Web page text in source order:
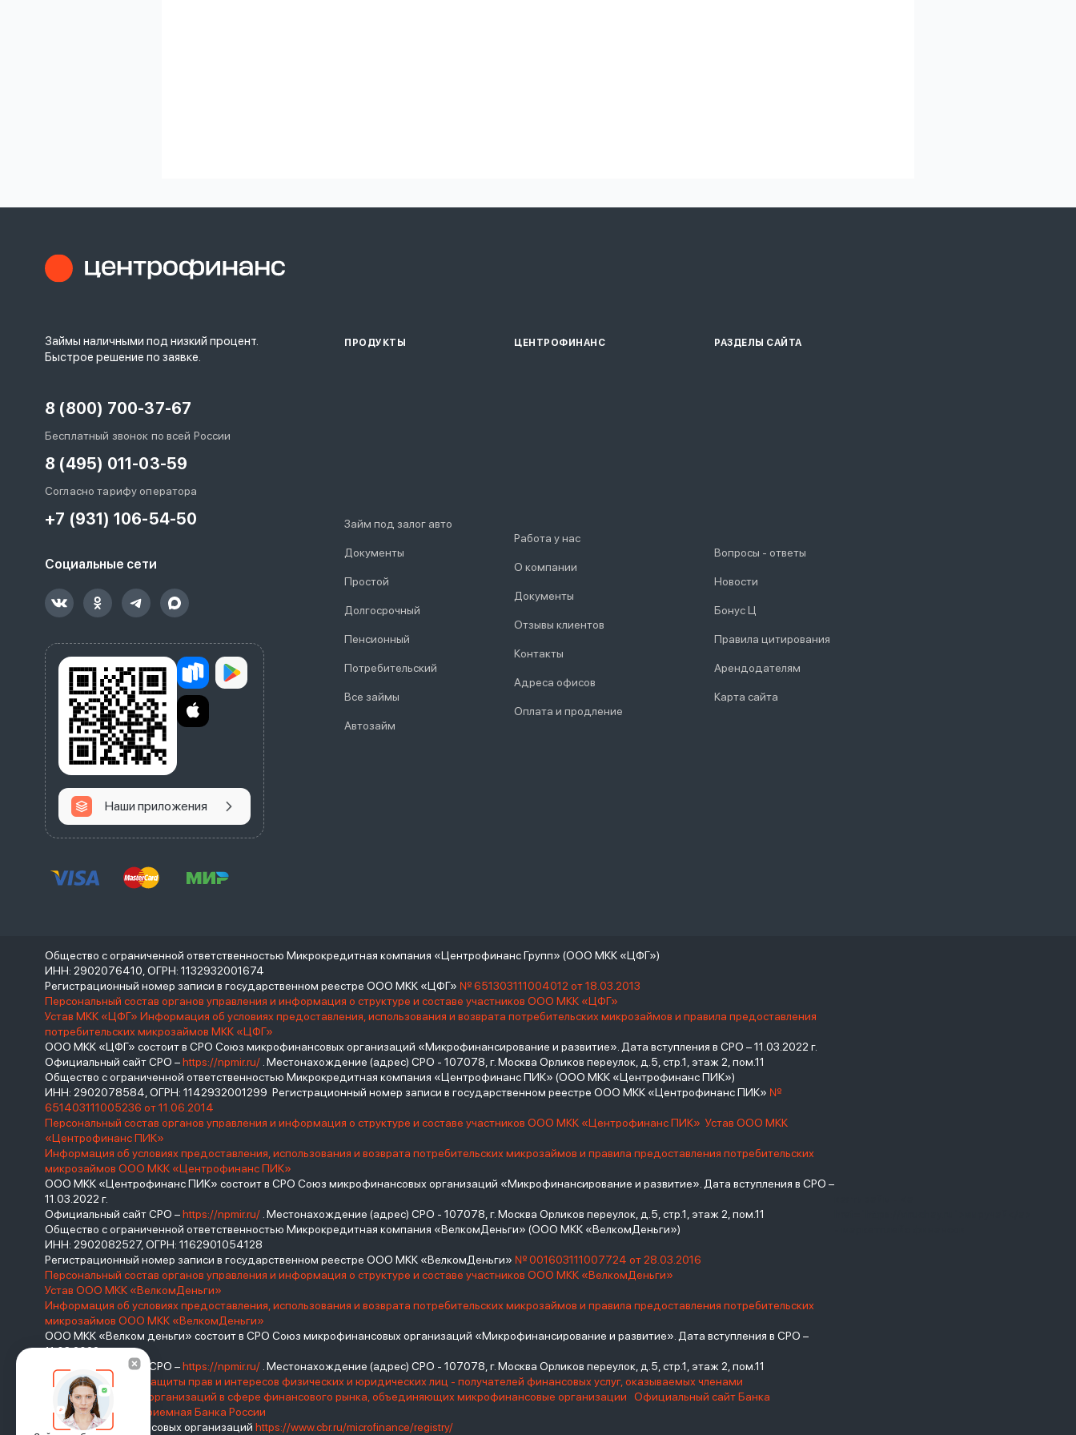
Займы наличными под низкий процент.
Быстрое решение по заявке.
8 (800) 700-37-67
Бесплатный звонок по всей России
8 (495) 011-03-59
Согласно тарифу оператора
+7 (931) 106-54-50
Социальные сети
Наши приложения
ПРОДУКТЫ
Займ под залог авто
Документы
Простой
Долгосрочный
Пенсионный
Потребительский
Все займы
Автозайм
ЦЕНТРОФИНАНС
Работа у нас
О компании
Документы
Отзывы клиентов
Контакты
Адреса офисов
Оплата и продление
РАЗДЕЛЫ САЙТА
Вопросы - ответы
Новости
Бонус Ц
Правила цитирования
Арендодателям
Карта сайта
Общество с ограниченной ответственностью Микрокредитная компания «Центрофинанс Групп» (ООО МКК «ЦФГ»)
ИНН: 2902076410, ОГРН: 1132932001674
Регистрационный номер записи в государственном реестре ООО МКК «ЦФГ» № 651303111004012 от 18.03.2013
Персональный состав органов управления и информация о структуре и составе участников ООО МКК «ЦФГ»
Устав МКК «ЦФГ» Информация об условиях предоставления, использования и возврата потребительских микрозаймов и правила предоставления
потребительских микрозаймов МКК «ЦФГ»
ООО МКК «ЦФГ» состоит в СРО Союз микрофинансовых организаций «Микрофинансирование и развитие». Дата вступления в СРО – 11.03.2022 г.
Официальный сайт СРО –https://npmir.ru/ . Местонахождение (адрес) СРО - 107078, г. Москва Орликов переулок, д.5, стр.1, этаж 2, пом.11
Общество с ограниченной ответственностью Микрокредитная компания «Центрофинанс ПИК» (ООО МКК «Центрофинанс ПИК»)
ИНН: 2902078584, ОГРН: 1142932001299 Регистрационный номер записи в государственном реестре ООО МКК «Центрофинанс ПИК» №
651403111005236 от 11.06.2014
Персональный состав органов управления и информация о структуре и составе участников ООО МКК «Центрофинанс ПИК» Устав ООО МКК
«Центрофинанс ПИК»
Информация об условиях предоставления, использования и возврата потребительских микрозаймов и правила предоставления потребительских
микрозаймов ООО МКК «Центрофинанс ПИК»
ООО МКК «Центрофинанс ПИК» состоит в СРО Союз микрофинансовых организаций «Микрофинансирование и развитие». Дата вступления в СРО –
11.03.2022 г.
Официальный сайт СРО –https://npmir.ru/ . Местонахождение (адрес) СРО - 107078, г. Москва Орликов переулок, д.5, стр.1, этаж 2, пом.11
Общество с ограниченной ответственностью Микрокредитная компания «ВелкомДеньги» (ООО МКК «ВелкомДеньги»)
ИНН: 2902082527, ОГРН: 1162901054128
Регистрационный номер записи в государственном реестре ООО МКК «ВелкомДеньги» № 001603111007724 от 28.03.2016
Персональный состав органов управления и информация о структуре и составе участников ООО МКК «ВелкомДеньги»
Устав ООО МКК «ВелкомДеньги»
Информация об условиях предоставления, использования и возврата потребительских микрозаймов и правила предоставления потребительских
микрозаймов ООО МКК «ВелкомДеньги»
ООО МКК «Велком деньги» состоит в СРО Союз микрофинансовых организаций «Микрофинансирование и развитие». Дата вступления в СРО –
11.03.2022 г.
Официальный сайт СРО –https://npmir.ru/ . Местонахождение (адрес) СРО - 107078, г. Москва Орликов переулок, д.5, стр.1, этаж 2, пом.11
Базовый стандарт защиты прав и интересов физических и юридических лиц - получателей финансовых услуг, оказываемых членами
саморегулируемых организаций в сфере финансового рынка, объединяющих микрофинансовые организации
Официальный сайт Банка
РоссииИнтернет-приемная Банка России
Реестр микрофинансовых организаций https://www.cbr.ru/microfinance/registry/